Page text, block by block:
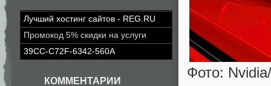
Лучший хостинг сайтов - REG.RU
Промокод 5% скидки на услуги
39CC-C72F-6342-560A
КОММЕНТАРИИ
Фото: